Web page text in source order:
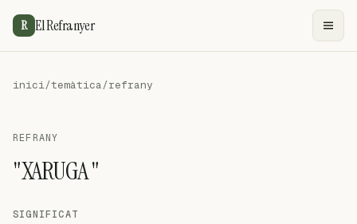
R El Refranyer
inici/temàtica/refrany
REFRANY
"XARUGA "
SIGNIFICAT